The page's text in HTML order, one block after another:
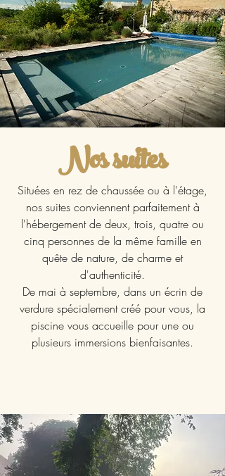
Nos suites
Situées en rez de chaussée ou à l'étage,
nos suites conviennent parfaitement à
l'hébergement de deux, trois, quatre ou
cinq personnes de la même famille en
quête de nature, de charme et
d'authenticité.
De mai à septembre, dans un écrin de
verdure spécialement créé pour vous, la
piscine vous accueille pour une ou
plusieurs immersions bienfaisantes.